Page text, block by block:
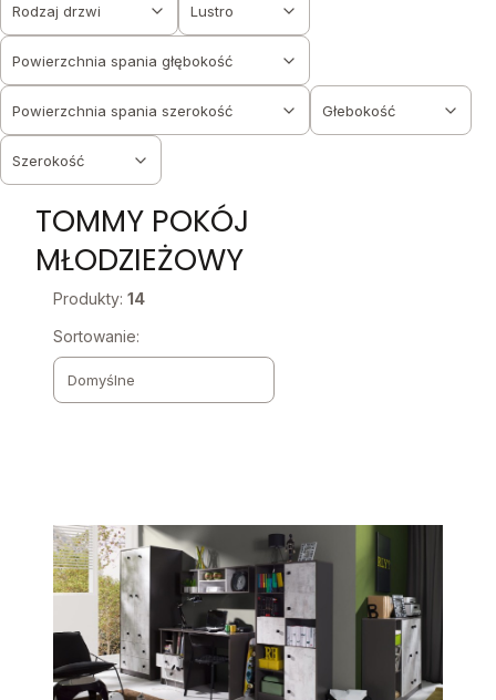
Rodzaj drzwi Lustro
Powierzchnia spania głębokość
Powierzchnia spania szerokość Głebokość
Szerokość
Koniec filtrów
TOMMY POKÓJ
MŁODZIEŻOWY
Produkty: 14
Lista produktów
Sortowanie:
Domyślne